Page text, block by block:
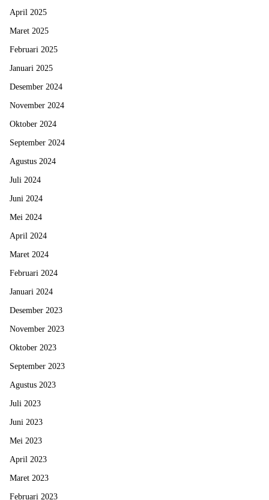
April 2025
Maret 2025
Februari 2025
Januari 2025
Desember 2024
November 2024
Oktober 2024
September 2024
Agustus 2024
Juli 2024
Juni 2024
Mei 2024
April 2024
Maret 2024
Februari 2024
Januari 2024
Desember 2023
November 2023
Oktober 2023
September 2023
Agustus 2023
Juli 2023
Juni 2023
Mei 2023
April 2023
Maret 2023
Februari 2023